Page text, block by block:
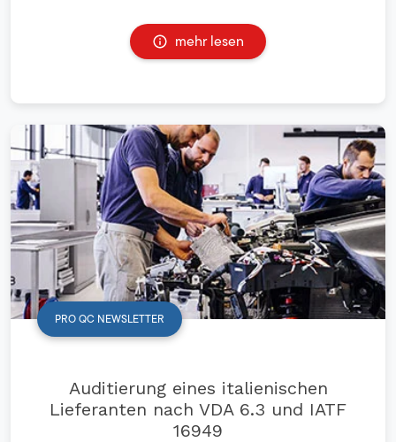
mehr lesen
PRO QC NEWSLETTER
Auditierung eines italienischen
Lieferanten nach VDA 6.3 und IATF
16949